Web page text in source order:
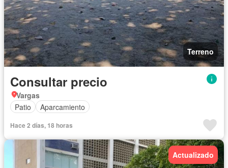
Terreno
Consultar precio
Vargas
Patio
Aparcamiento
Hace 2 días, 18 horas
Actualizado